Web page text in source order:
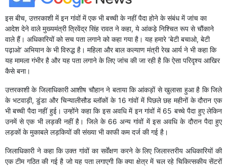
इस बीच, उत्तरकाशी में इन गांवों में एक भी बच्ची के नहीं पैदा होने के संबंध में जांच का
आदेश देने वाले मुख्यमंत्री त्रिवेंद्र सिंह रावत ने कहा, ये आंकडे़ निश्चित रूप से चौंकाने
वाले हैं। अधिकारियों को सच पता लगाने को कहा गया है। यह हमारे ‘बेटी बचाओ, बेटी
पढ़ाओ’ अभियान के भी विरुद्ध है। महिला और बाल कल्याण मंत्री रेख आर्य ने भी कहा कि
यह मामला गंभीर है और यह पता लगाने के लिए जांच की जा रही है कि ऐसा परिदृश्य आखिर
कैसे बना।
उत्तरकाशी के जिलाधिकारी आशीष चौहान ने बताया कि आंकड़ों से खुलासा हुआ है कि जिले
के भटवाड़ी, डुंडा और चिन्यालीसौड ब्लॉकों के 16 गांवों में पिछले छह महीनों के दौरान एक
भी बच्ची पैदा नहीं हुई। उन्होंने कहा कि इस अवधि में इन गांवों में 65 बच्चे पैदा हुए लेकिन
उनमें से एक भी लड़की नहीं है। जिले के 66 अन्य गांवों में इस अवधि के दौरान पैदा हुए
लड़कों के मुकाबले लड़कियों की संख्या भी काफी कम दर्ज की गई है।
जिलाधिकारी ने कहा कि उक्त गांवों का सर्वेंक्षण करने के लिए जिलास्तरीय अधिकारियों की
एक टीम गठित की गई है जो यह पता लगाएगी कि क्या क्षेत्र में चल रहे चिकित्सकीय सेंटरों